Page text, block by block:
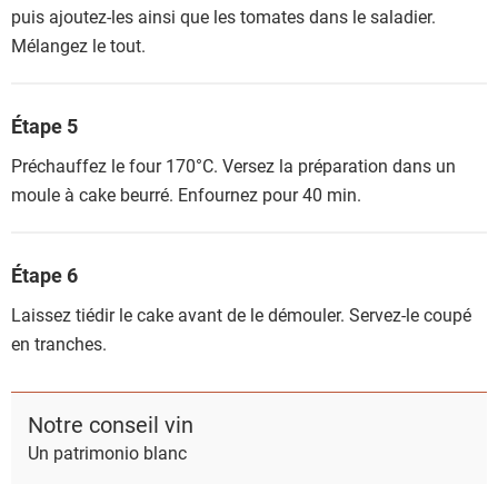
puis ajoutez-les ainsi que les tomates dans le saladier.
Mélangez le tout.
Étape 5
Préchauffez le four 170°C. Versez la préparation dans un
moule à cake beurré. Enfournez pour 40 min.
Étape 6
Laissez tiédir le cake avant de le démouler. Servez-le coupé
en tranches.
Notre conseil vin
Un patrimonio blanc